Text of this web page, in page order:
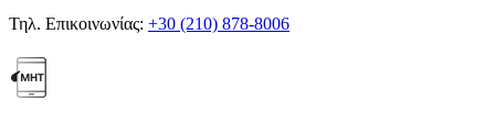
Τηλ. Επικοινωνίας: +30 (210) 878-8006